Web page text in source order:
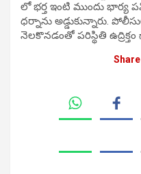
లో భర్త ఇంటి ముందు భార్య
ధర్నాను అడ్డుకున్నారు.
నెలకొనడంతో పరిస్థితి